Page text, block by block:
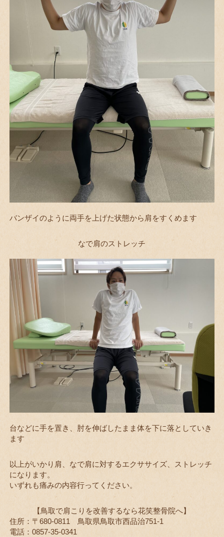
バンザイのように両手を上げた状態から肩をすくめます
なで肩のストレッチ
台などに手を置き、肘を伸ばしたまま体を下に落としていき
ます
以上がいかり肩、なで肩に対するエクササイズ、ストレッチ
になります。
いずれも痛みの内容行ってください。
【鳥取で肩こりを改善するなら花笑整骨院へ】
住所：〒680-0811 鳥取県鳥取市西品治751-1
電話：0857-35-0341